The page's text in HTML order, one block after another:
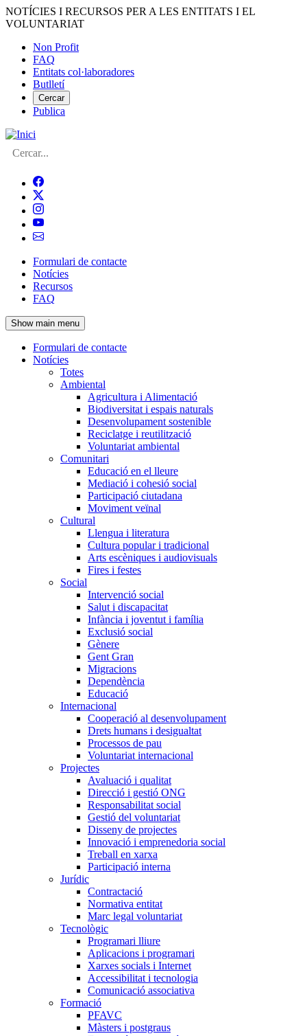
Vés
al
NOTÍCIES I RECURSOS PER A LES ENTITATS I EL
VOLUNTARIAT
Menú
del
compte
d'usuari
Non Profit
FAQ
Entitats col·laboradores
Butlletí
Cercar
Publica
Cerca
Navegació
principal
de
l'encapçalament
Formulari de contacte
Notícies
Recursos
FAQ
Show main menu
Navegació
principal
Formulari de contacte
Notícies
Totes
Ambiental
Agricultura i Alimentació
Biodiversitat i espais naturals
Desenvolupament sostenible
Reciclatge i reutilització
Voluntariat ambiental
Comunitari
Educació en el lleure
Mediació i cohesió social
Participació ciutadana
Moviment veïnal
Cultural
Llengua i literatura
Cultura popular i tradicional
Arts escèniques i audiovisuals
Fires i festes
Social
Intervenció social
Salut i discapacitat
Infància i joventut i família
Exclusió social
Gènere
Gent Gran
Migracions
Dependència
Educació
Internacional
Cooperació al desenvolupament
Drets humans i desigualtat
Processos de pau
Voluntariat internacional
Projectes
Avaluació i qualitat
Direcció i gestió ONG
Responsabilitat social
Gestió del voluntariat
Disseny de projectes
Innovació i emprenedoria social
Treball en xarxa
Participació interna
Jurídic
Contractació
Normativa entitat
Marc legal voluntariat
Tecnològic
Programari lliure
Aplicacions i programari
Xarxes socials i Internet
Accessibilitat i tecnologia
Comunicació associativa
Formació
PFAVC
Màsters i postgraus